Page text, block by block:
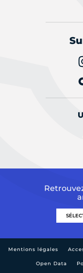
Mentions légales
Open Data